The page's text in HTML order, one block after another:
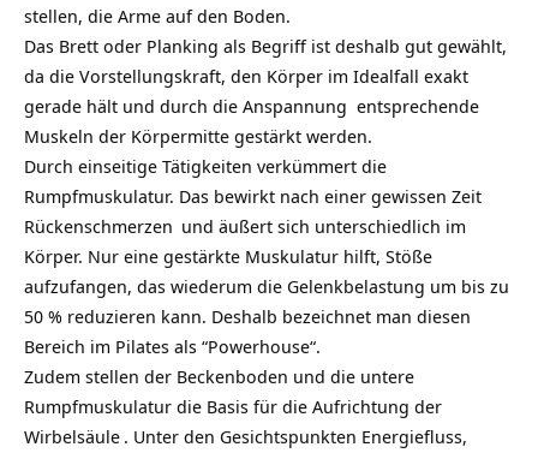
stellen, die Arme auf den Boden.
Das Brett oder Planking als Begriff ist deshalb gut gewählt,
da die Vorstellungskraft, den Körper im Idealfall exakt
gerade hält und durch die Anspannung entsprechende
Muskeln der Körpermitte gestärkt werden.
Durch einseitige Tätigkeiten verkümmert die
Rumpfmuskulatur. Das bewirkt nach einer gewissen Zeit
Rückenschmerzen und äußert sich unterschiedlich im
Körper. Nur eine gestärkte Muskulatur hilft, Stöße
aufzufangen, das wiederum die Gelenkbelastung um bis zu
50 % reduzieren kann. Deshalb bezeichnet man diesen
Bereich im Pilates als “Powerhouse“.
Zudem stellen der Beckenboden und die untere
Rumpfmuskulatur die Basis für die Aufrichtung der
Wirbelsäule . Unter den Gesichtspunkten Energiefluss,